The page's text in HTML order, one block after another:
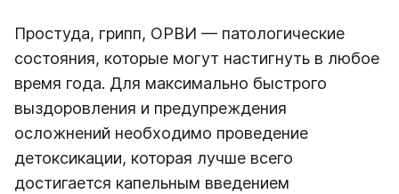
Простуда, грипп, ОРВИ — патологические
состояния, которые могут настигнуть в любое
время года. Для максимально быстрого
выздоровления и предупреждения
осложнений необходимо проведение
детоксикации, которая лучше всего
достигается капельным введением